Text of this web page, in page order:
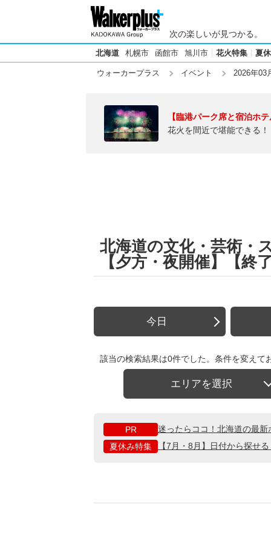
次の楽しいが見つかる。
北海道 札幌市 函館市 旭川市 花火特集 夏
ウォーカープラス イベント 2026年03
【臨港パーク席と宿泊ホ
花火を間近で堪能できる
北海道の文化・芸術・
【夕方・夜開催】【終
今日
該当の検索結果は0件でした。条件を変えて
エリアを選択
PR
迷ったらココ！北海道の最
夏休み特集
【7月・8月】日付から探せ